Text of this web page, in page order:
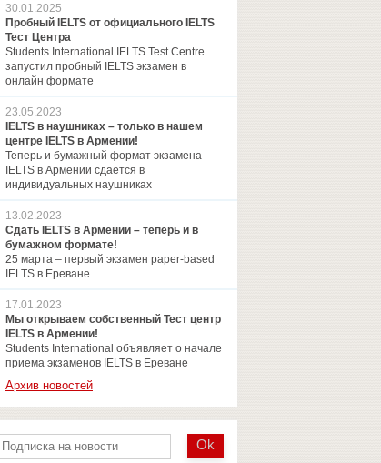
30.01.2025
Пробный IELTS от официального IELTS
Тест Центра
Students International IELTS Test Centre
запустил пробный IELTS экзамен в
онлайн формате
23.05.2023
IELTS в наушниках – только в нашем
центре IELTS в Армении!
Теперь и бумажный формат экзамена
IELTS в Армении сдается в
индивидуальных наушниках
13.02.2023
Сдать IELTS в Армении – теперь и в
бумажном формате!
25 марта – первый экзамен paper-based
IELTS в Ереване
17.01.2023
Мы открываем собственный Тест центр
IELTS в Армении!
Students International объявляет о начале
приема экзаменов IELTS в Ереване
Архив новостей